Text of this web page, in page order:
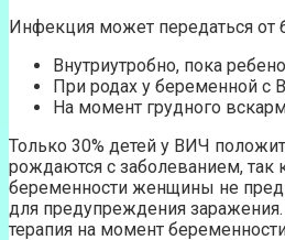
Инфекция может передаться от
Внутриутробно, пока
При родах у беременной с
На момент грудного
Только 30% детей у ВИЧ
рождаются с заболеванием, так
беременности женщины не
для предупреждения
терапия на момент